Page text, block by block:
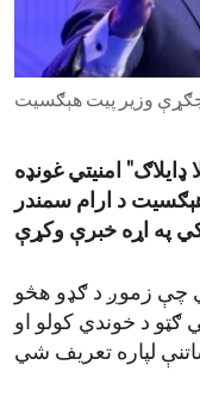
ENVIRONMENT
IDEALS AND
جګړې وزیر پیت هېګسیت
امنیتي غونډه
د ارام سمندر
چې زموږ د ګډو هڅو
ګټو د خوندي کولو او